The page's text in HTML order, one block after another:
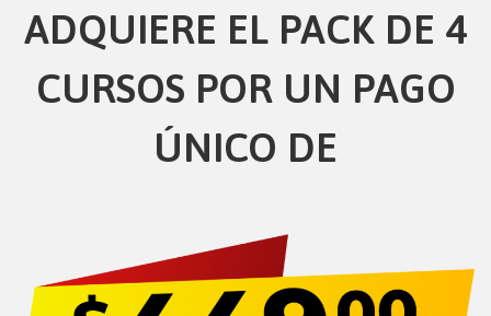
ADQUIERE EL PACK DE 4
CURSOS POR UN PAGO
ÚNICO DE